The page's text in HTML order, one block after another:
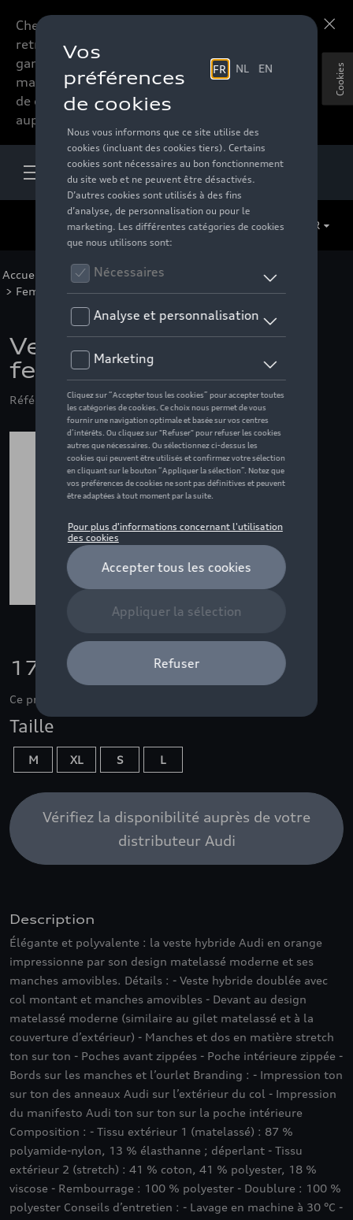
Chers accessoires-lovers,
retrouvez dorénavant toute la
gamme d’accessoires de votre
marque préférée sous forme
de catalogue à commander
auprès de votre distributeur.
FR
Accueil Pour vous >Active Collection
Vêtements
> Femmes >Vestes > Détail
Veste hybride Audi,
femme, orange
Référence: ZZQ3132401601M
170,00 €
Ce produit n'est actuellement pas de stock
Taille
M XL S L
Vérifiez la disponibilité auprès de votre
distributeur Audi
Description
Élégante et polyvalente : la veste hybride Audi en orange
impressionne par son design matelassé moderne et ses
manches amovibles. Détails : - Veste hybride doublée avec
col montant et manches amovibles - Devant au design
matelassé moderne (similaire au gilet matelassé et à la
couverture d’extérieur) - Manches et dos en matière stretch
ton sur ton - Poches avant zippées - Poche intérieure zippée -
Bords sur les manches et l’ourlet Branding : - Impression ton
sur ton des anneaux Audi sur l’extérieur du col - Impression
du manifesto Audi ton sur ton sur la poche intérieure
Composition : - Tissu extérieur 1 (matelassé) : 87 %
polyamide-nylon, 13 % élasthanne ; déperlant - Tissu
extérieur 2 (stretch) : 41 % coton, 41 % polyester, 18 %
viscose - Rembourrage : 100 % polyester - Doublure : 100 %
polyester Conseils d’entretien : - Lavage en machine à 30 °C -
Cookies